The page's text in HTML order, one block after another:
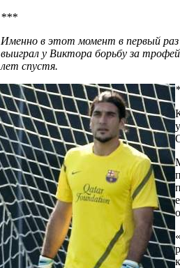
***
Именно в этот момент в первый раз
выиграл у Виктора борьбу за
лет спустя.